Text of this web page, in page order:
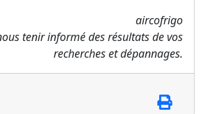
aircofrigo
tenir informé des résultats de vos
recherches et dépannages.